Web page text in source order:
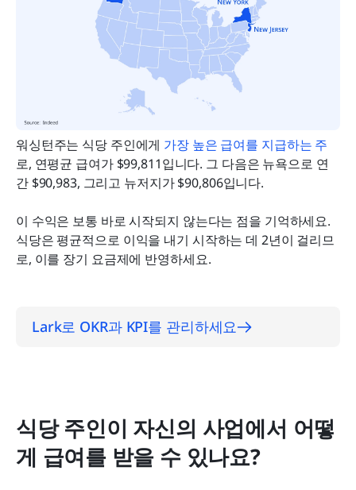
워싱턴주는 식당 주인에게 가장 높은 급여를 지급하는 주
로, 연평균 급여가 $99,811입니다. 그 다음은 뉴욕으로 연
간 $90,983, 그리고 뉴저지가 $90,806입니다.
이 수익은 보통 바로 시작되지 않는다는 점을 기억하세요.
식당은 평균적으로 이익을 내기 시작하는 데 2년이 걸리므
로, 이를 장기 요금제에 반영하세요.
Lark로 OKR과 KPI를 관리하세요
식당 주인이 자신의 사업에서 어떻
게 급여를 받을 수 있나요?